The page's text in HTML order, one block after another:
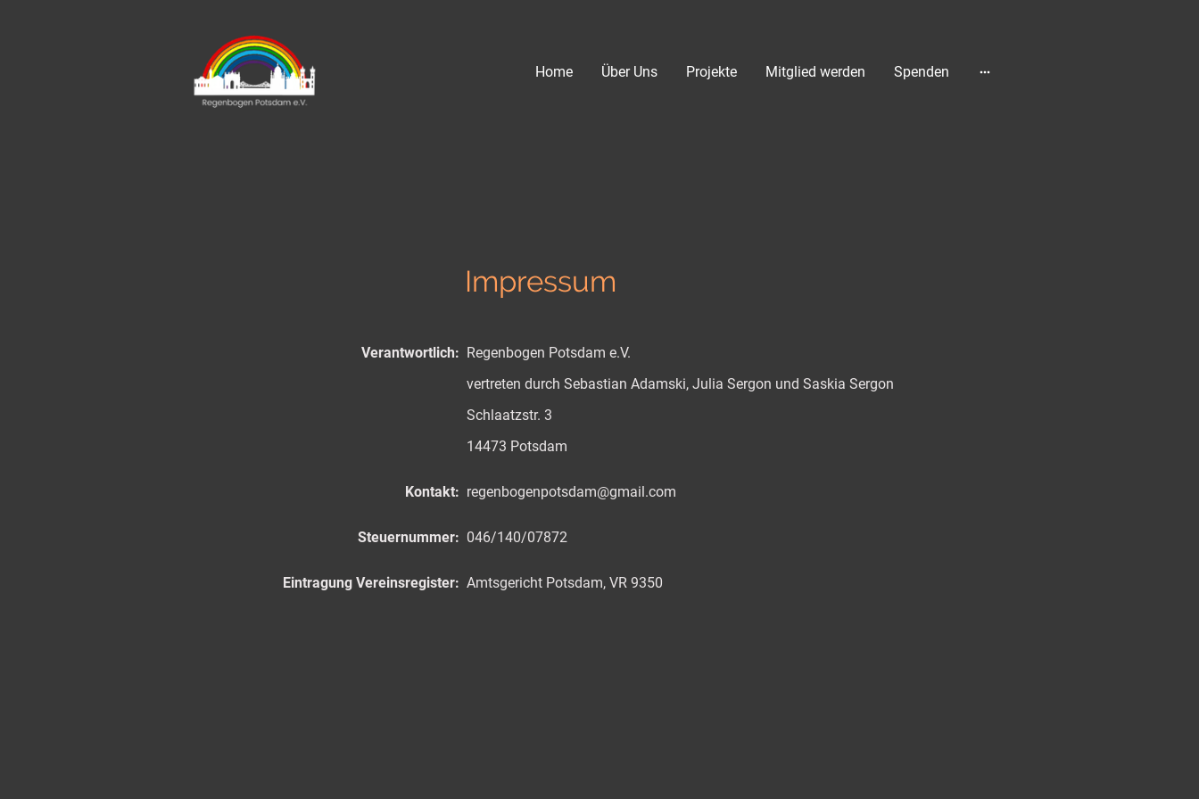
Home Über Uns Projekte Mitglied werden Spenden
Impressum
Verantwortlich: Regenbogen Potsdam e.V.
vertreten durch Sebastian Adamski, Julia Sergon und Saskia Sergon
Schlaatzstr. 3
14473 Potsdam
Kontakt: regenbogenpotsdam@gmail.com
Steuernummer: 046/140/07872
Eintragung Vereinsregister: Amtsgericht Potsdam, VR 9350